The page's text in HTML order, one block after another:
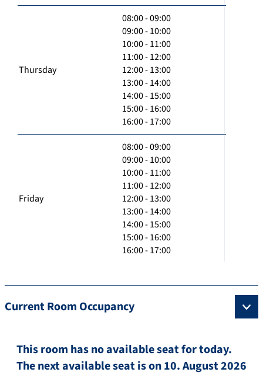
Thursday
08:00 - 09:00
09:00 - 10:00
10:00 - 11:00
11:00 - 12:00
12:00 - 13:00
13:00 - 14:00
14:00 - 15:00
15:00 - 16:00
16:00 - 17:00
Friday
08:00 - 09:00
09:00 - 10:00
10:00 - 11:00
11:00 - 12:00
12:00 - 13:00
13:00 - 14:00
14:00 - 15:00
15:00 - 16:00
16:00 - 17:00
Current Room Occupancy
This room has no available seat for today.
The next available seat is on 10. August 2026